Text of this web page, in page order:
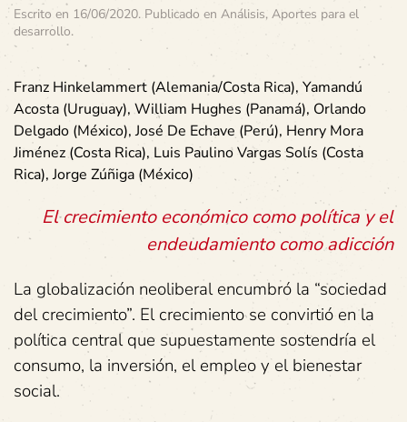
Escrito en 16/06/2020. Publicado en Análisis, Aportes para el
desarrollo.
Franz Hinkelammert (Alemania/Costa Rica), Yamandú
Acosta (Uruguay), William Hughes (Panamá), Orlando
Delgado (México), José De Echave (Perú), Henry Mora
Jiménez (Costa Rica), Luis Paulino Vargas Solís (Costa
Rica), Jorge Zúñiga (México)
El crecimiento económico como política y el
endeudamiento como adicción
La globalización neoliberal encumbró la “sociedad
del crecimiento”. El crecimiento se convirtió en la
política central que supuestamente sostendría el
consumo, la inversión, el empleo y el bienestar
social.